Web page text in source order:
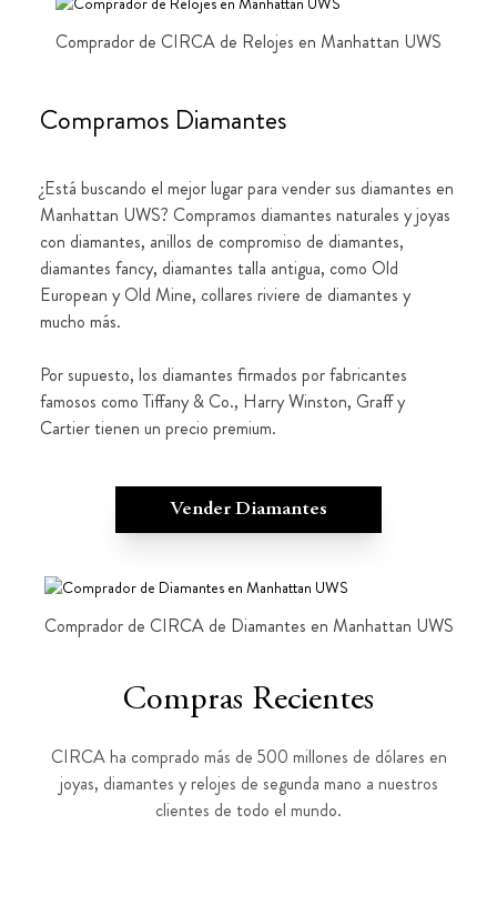
Comprador de CIRCA de Relojes en Manhattan UWS
Compramos Diamantes
¿Está buscando el mejor lugar para vender sus diamantes en
Manhattan UWS? Compramos diamantes naturales y joyas
con diamantes, anillos de compromiso de diamantes,
diamantes fancy, diamantes talla antigua, como Old
European y Old Mine, collares riviere de diamantes y
mucho más.
Por supuesto, los diamantes firmados por fabricantes
famosos como Tiffany & Co., Harry Winston, Graff y
Cartier tienen un precio premium.
Vender Diamantes
Comprador de CIRCA de Diamantes en Manhattan UWS
Compras Recientes
CIRCA ha comprado más de 500 millones de dólares en
joyas, diamantes y relojes de segunda mano a nuestros
clientes de todo el mundo.